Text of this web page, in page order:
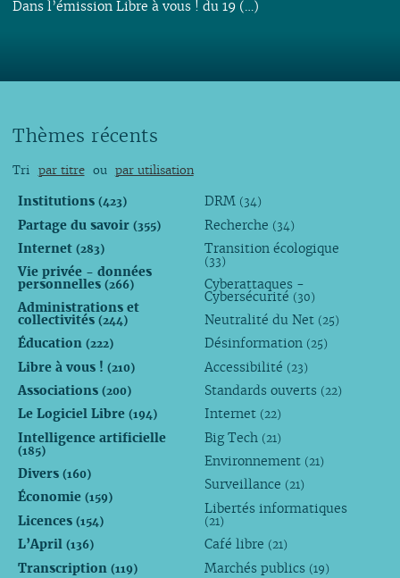
Dans l’émission Libre à vous ! du 19 (…)
Thèmes récents
Tri par titre ou par utilisation
Institutions (423)
Partage du savoir (355)
Internet (283)
Vie privée - données
personnelles (266)
Administrations et
collectivités (244)
Éducation (222)
Libre à vous ! (210)
Associations (200)
Le Logiciel Libre (194)
Intelligence artificielle
(185)
Divers (160)
Économie (159)
Licences (154)
L’April (136)
Transcription (119)
DRM (34)
Recherche (34)
Transition écologique
(33)
Cyberattaques -
Cybersécurité (30)
Neutralité du Net (25)
Désinformation (25)
Accessibilité (23)
Standards ouverts (22)
Internet (22)
Big Tech (21)
Environnement (21)
Surveillance (21)
Libertés informatiques
(21)
Café libre (21)
Marchés publics (19)